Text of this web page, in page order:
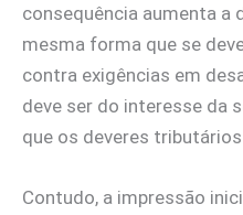
consequência aumenta a
mesma forma que se
contra exigências em
deve ser do interesse da
que os deveres
Contudo, a impressão